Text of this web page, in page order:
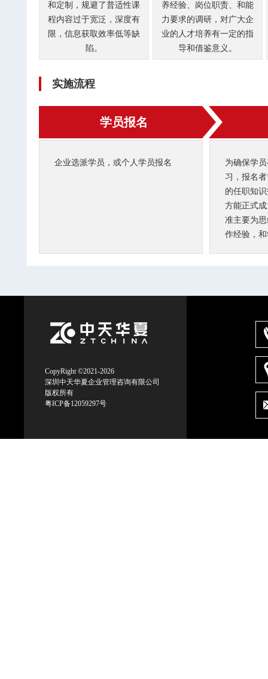
和定制，规避了普适性课
程内容过于宽泛，深度有
限，信息获取效率低等缺
陷。
养经验、岗位职责、和能
力要求的调研，对广大企
业的人才培养有一定的指
导和借鉴意义。
实施流程
学员报名
企业选派学员，或个人学员报名
为确保学
习，报名
的任职知
方能正式
准主要为
作经验，
CopyRight ©2021-2026
深圳中天华夏企业管理咨询有限公司
版权所有
粤ICP备12059297号